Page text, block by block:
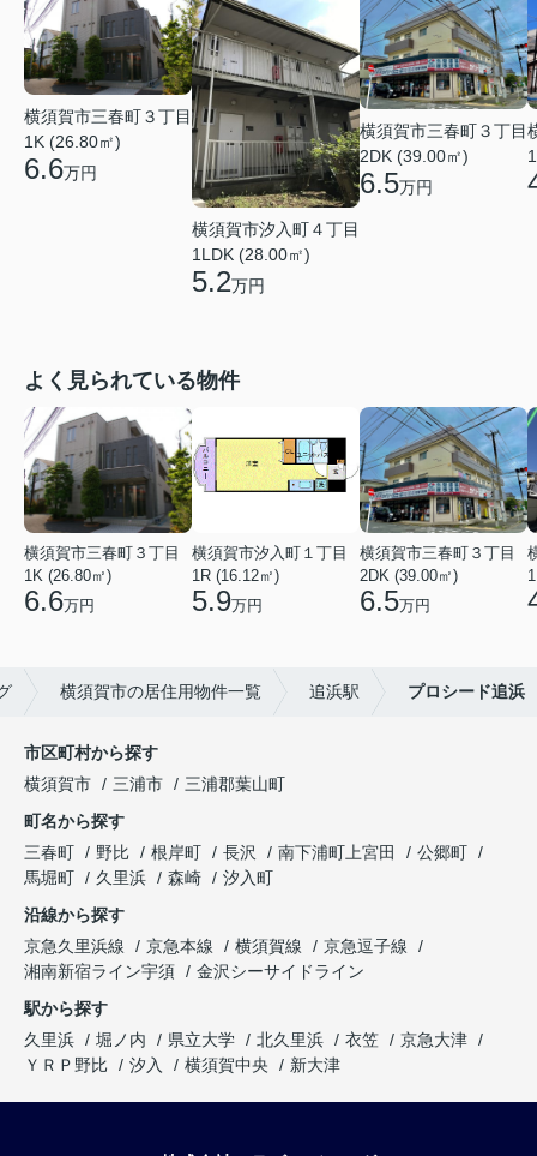
横須賀市三春町３丁目
1K (26.80㎡)
6.6万円
横須賀市汐入町４丁目
1LDK (28.00㎡)
5.2万円
横須賀市三春町３丁目
2DK (39.00㎡)
6.5万円
よく見られている物件
横須賀市三春町３丁目
1K (26.80㎡)
6.6万円
横須賀市汐入町１丁目
1R (16.12㎡)
5.9万円
横須賀市三春町３丁目
2DK (39.00㎡)
6.5万円
横須賀市の居住用物件一覧 追浜駅 プロシード追浜
市区町村から探す
横須賀市
三浦市
三浦郡葉山町
町名から探す
三春町
野比 根岸町 長沢 南下浦町上宮田
公郷町
馬堀町
久里浜 森崎
汐入町
沿線から探す
京急久里浜線
京急本線 横須賀線
京急逗子線
湘南新宿ライン宇須
金沢シーサイドライン
駅から探す
久里浜
堀ノ内 県立大学 北久里浜 衣笠
京急大津
ＹＲＰ野比
汐入 横須賀中央 新大津